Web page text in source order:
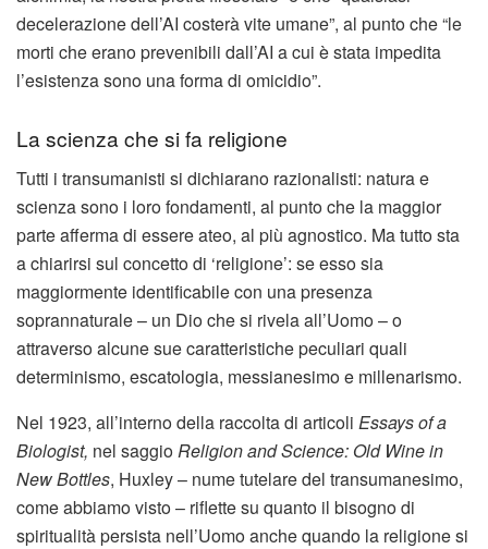
decelerazione dell’AI costerà vite umane”, al punto che “le
morti che erano prevenibili dall’AI a cui è stata impedita
l’esistenza sono una forma di omicidio”.
La scienza che si fa religione
Tutti i transumanisti si dichiarano razionalisti: natura e
scienza sono i loro fondamenti, al punto che la maggior
parte afferma di essere ateo, al più agnostico. Ma tutto sta
a chiarirsi sul concetto di ‘religione’: se esso sia
maggiormente identificabile con una presenza
soprannaturale – un Dio che si rivela all’Uomo – o
attraverso alcune sue caratteristiche peculiari quali
determinismo, escatologia, messianesimo e millenarismo.
Nel 1923, all’interno della raccolta di articoli Essays of a
Biologist, nel saggioReligion and Science: Old Wine in
New Bottles, Huxley – nume tutelare del transumanesimo,
come abbiamo visto – riflette su quanto il bisogno di
spiritualità persista nell’Uomo anche quando la religione si